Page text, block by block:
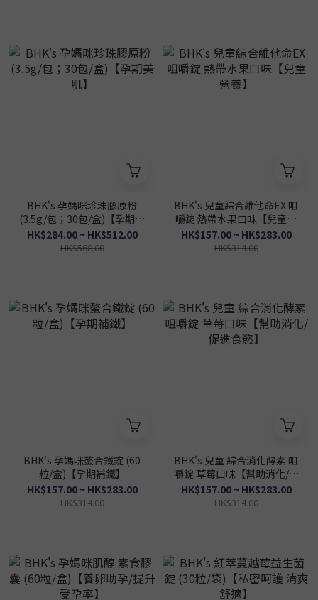
BHK's 孕媽咪珍珠膠原粉
(3.5g/包；30包/盒)【孕期美
肌】
HK$284.00 ~ HK$512.00
HK$568.00
BHK's 兒童綜合維他命EX 咀
嚼錠 熱帶水果口味【兒童營
養】
HK$157.00 ~ HK$283.00
HK$314.00
BHK's 孕媽咪螯合鐵錠 (60
粒/盒)【孕期補鐵】
HK$157.00 ~ HK$283.00
HK$314.00
BHK's 兒童 綜合消化酵素 咀
嚼錠 草莓口味【幫助消化/促
進食慾】
HK$157.00 ~ HK$283.00
HK$314.00